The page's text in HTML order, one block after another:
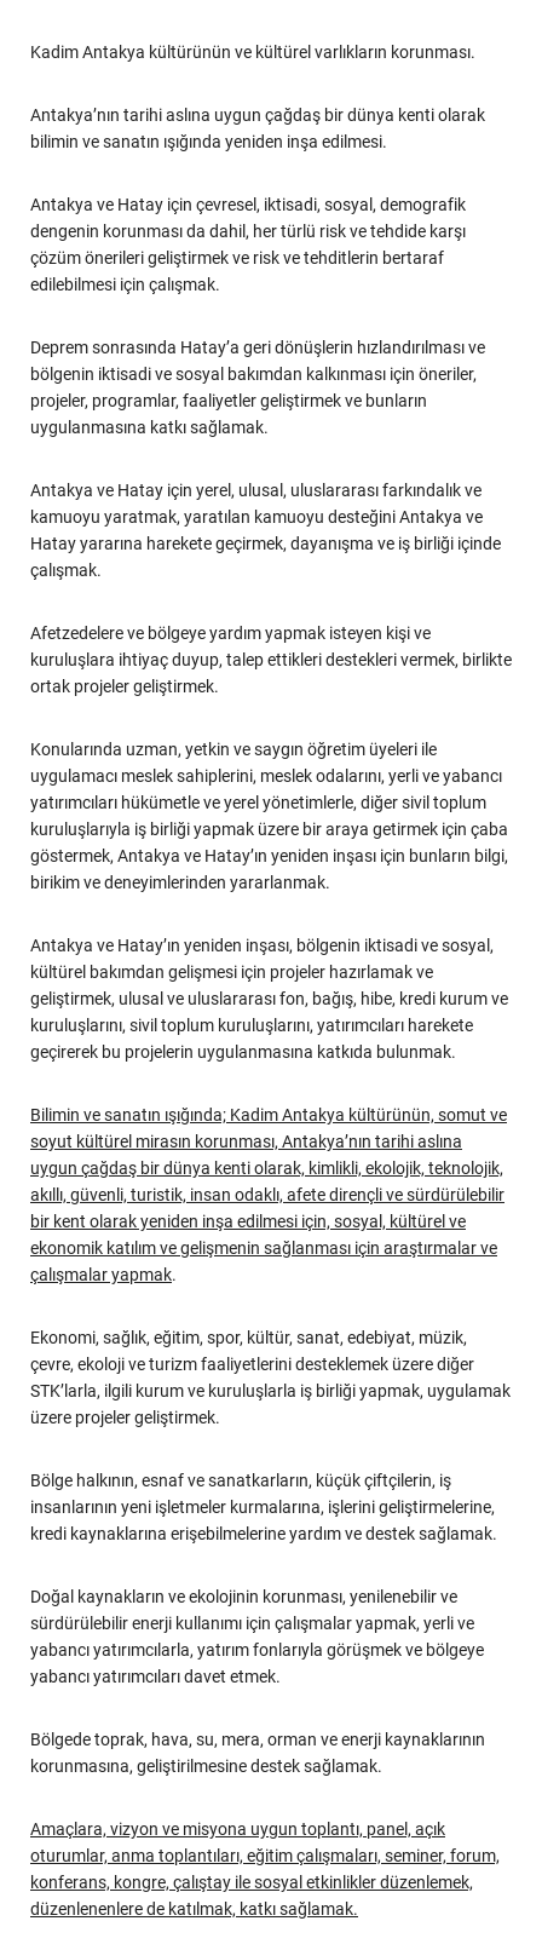
Kadim Antakya kültürünün ve kültürel varlıkların korunması.
Antakya’nın tarihi aslına uygun çağdaş bir dünya kenti olarak
bilimin ve sanatın ışığında yeniden inşa edilmesi.
Antakya ve Hatay için çevresel, iktisadi, sosyal, demografik
dengenin korunması da dahil, her türlü risk ve tehdide karşı
çözüm önerileri geliştirmek ve risk ve tehditlerin bertaraf
edilebilmesi için çalışmak.
Deprem sonrasında Hatay’a geri dönüşlerin hızlandırılması ve
bölgenin iktisadi ve sosyal bakımdan kalkınması için öneriler,
projeler, programlar, faaliyetler geliştirmek ve bunların
uygulanmasına katkı sağlamak.
Antakya ve Hatay için yerel, ulusal, uluslararası farkındalık ve
kamuoyu yaratmak, yaratılan kamuoyu desteğini Antakya ve
Hatay yararına harekete geçirmek, dayanışma ve iş birliği içinde
çalışmak.
Afetzedelere ve bölgeye yardım yapmak isteyen kişi ve
kuruluşlara ihtiyaç duyup, talep ettikleri destekleri vermek, birlikte
ortak projeler geliştirmek.
Konularında uzman, yetkin ve saygın öğretim üyeleri ile
uygulamacı meslek sahiplerini, meslek odalarını, yerli ve yabancı
yatırımcıları hükümetle ve yerel yönetimlerle, diğer sivil toplum
kuruluşlarıyla iş birliği yapmak üzere bir araya getirmek için çaba
göstermek, Antakya ve Hatay’ın yeniden inşası için bunların bilgi,
birikim ve deneyimlerinden yararlanmak.
Antakya ve Hatay’ın yeniden inşası, bölgenin iktisadi ve sosyal,
kültürel bakımdan gelişmesi için projeler hazırlamak ve
geliştirmek, ulusal ve uluslararası fon, bağış, hibe, kredi kurum ve
kuruluşlarını, sivil toplum kuruluşlarını, yatırımcıları harekete
geçirerek bu projelerin uygulanmasına katkıda bulunmak.
Bilimin ve sanatın ışığında; Kadim Antakya kültürünün, somut ve
soyut kültürel mirasın korunması, Antakya’nın tarihi aslına
uygun çağdaş bir dünya kenti olarak, kimlikli, ekolojik, teknolojik,
akıllı, güvenli, turistik, insan odaklı, afete dirençli ve sürdürülebilir
bir kent olarak yeniden inşa edilmesi için, sosyal, kültürel ve
ekonomik katılım ve gelişmenin sağlanması için araştırmalar ve
çalışmalar yapmak.
Ekonomi, sağlık, eğitim, spor, kültür, sanat, edebiyat, müzik,
çevre, ekoloji ve turizm faaliyetlerini desteklemek üzere diğer
STK’larla, ilgili kurum ve kuruluşlarla iş birliği yapmak, uygulamak
üzere projeler geliştirmek.
Bölge halkının, esnaf ve sanatkarların, küçük çiftçilerin, iş
insanlarının yeni işletmeler kurmalarına, işlerini geliştirmelerine,
kredi kaynaklarına erişebilmelerine yardım ve destek sağlamak.
Doğal kaynakların ve ekolojinin korunması, yenilenebilir ve
sürdürülebilir enerji kullanımı için çalışmalar yapmak, yerli ve
yabancı yatırımcılarla, yatırım fonlarıyla görüşmek ve bölgeye
yabancı yatırımcıları davet etmek.
Bölgede toprak, hava, su, mera, orman ve enerji kaynaklarının
korunmasına, geliştirilmesine destek sağlamak.
Amaçlara, vizyon ve misyona uygun toplantı, panel, açık
oturumlar, anma toplantıları, eğitim çalışmaları, seminer, forum,
konferans, kongre, çalıştay ile sosyal etkinlikler düzenlemek,
düzenlenenlere de katılmak, katkı sağlamak.